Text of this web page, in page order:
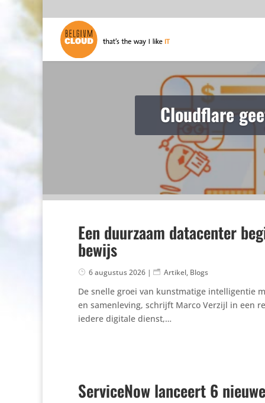
Studio
Een duurzaam datacenter
bewijs
6 augustus 2026 | Artikel, Blogs
De snelle groei van kunst­ma­tige intel­li­gentie
en samen­le­ving, schrijft Marco Verzijl in een
iedere digitale dienst,…
ServiceNow lanceert 6